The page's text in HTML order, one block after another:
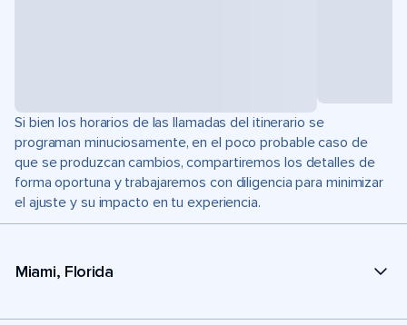
Si bien los horarios de las llamadas del itinerario se
programan minuciosamente, en el poco probable caso de
que se produzcan cambios, compartiremos los detalles de
forma oportuna y trabajaremos con diligencia para minimizar
el ajuste y su impacto en tu experiencia.
Miami, Florida